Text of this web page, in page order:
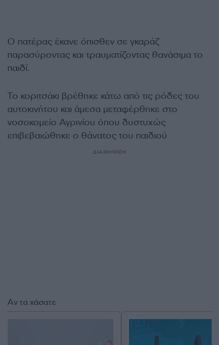
Ο πατέρας έκανε όπισθεν σε γκαράζ
παρασύροντας και τραυματίζοντας θανάσιμα το
παιδί.
Το κοριτσάκι βρέθηκε κάτω από τις ρόδες του
αυτοκινήτου και άμεσα μεταφέρθηκε στο
νοσοκομείο Αγρινίου όπου δυστυχώς
επιβεβαιώθηκε ο θάνατος του παιδιού
ΔΙΑΦΗΜΙΣΗ
Αν τα χάσατε